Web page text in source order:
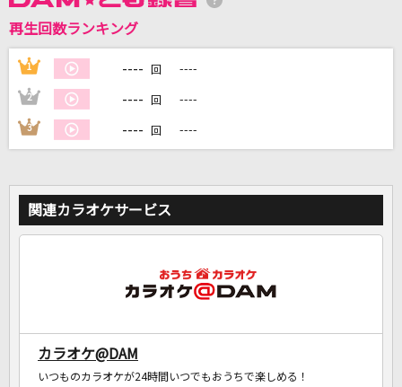
再生回数ランキング
1 ---- 回 ----
2 ---- 回 ----
3 ---- 回 ----
関連カラオケサービス
カラオケ@DAM
いつものカラオケが24時間いつでもおうちで楽しめる！